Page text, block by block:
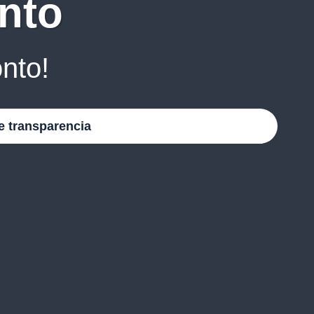
transparencia